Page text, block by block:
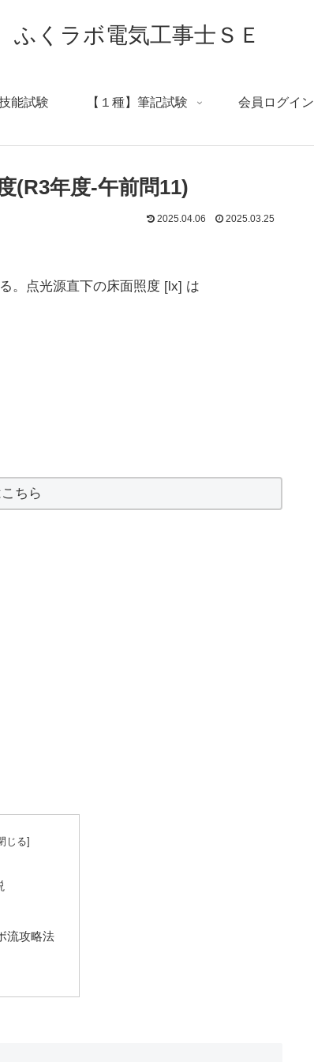
ふくラボ電気工事士ＳＥ
能試験 【１種】筆記試験 会員ログイン
(R3年度-午前問11)
2025.04.06 2025.03.25
。点光源直下の床面照度 [lx] は
ちら
流攻略法